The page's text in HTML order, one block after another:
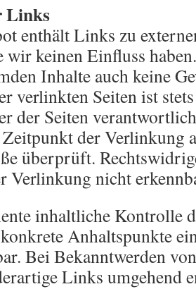
Links
enthält Links zu
wir keinen Einfluss
Inhalte auch keine
verlinkten Seiten ist
der Seiten
der Verlinkung
überprüft.
Verlinkung nicht
inhaltliche Kontrolle
Anhaltspunkte
Bei Bekanntwerden
Links umgehend